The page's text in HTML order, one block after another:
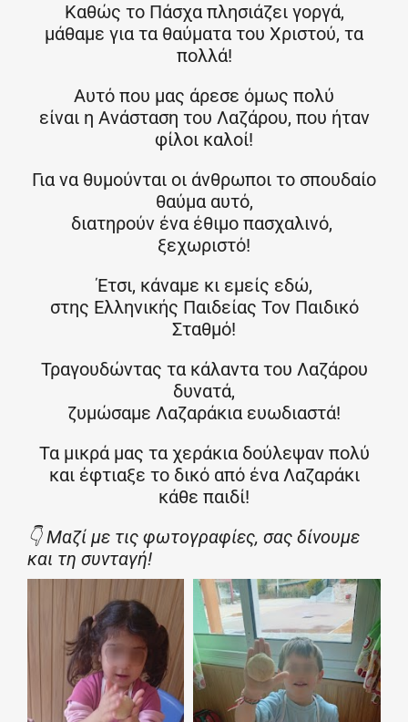
Καθώς το Πάσχα πλησιάζει γοργά,
μάθαμε για τα θαύματα του Χριστού, τα
πολλά!
Αυτό που μας άρεσε όμως πολύ
είναι η Ανάσταση του Λαζάρου, που ήταν
φίλοι καλοί!
Για να θυμούνται οι άνθρωποι το σπουδαίο
θαύμα αυτό,
διατηρούν ένα έθιμο πασχαλινό,
ξεχωριστό!
Έτσι, κάναμε κι εμείς εδώ,
στης Ελληνικής Παιδείας Τον Παιδικό
Σταθμό!
Τραγουδώντας τα κάλαντα του Λαζάρου
δυνατά,
ζυμώσαμε Λαζαράκια ευωδιαστά!
Τα μικρά μας τα χεράκια δούλεψαν πολύ
και έφτιαξε το δικό από ένα Λαζαράκι
κάθε παιδί!
👇 Μαζί με τις φωτογραφίες, σας δίνουμε
και τη συνταγή!